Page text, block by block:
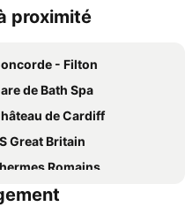
proximité
- Filton
de Bath Spa
de Cardiff
Great Britain
Romains
Ashton Gate